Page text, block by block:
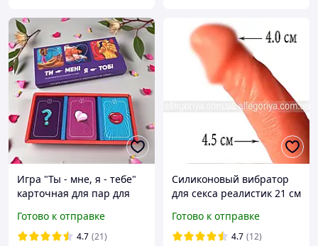
Игра "Ты - мне, я - тебе"
карточная для пар для
сексуального опыта
Asgard Games
Готово к отправке
4.7 (21)
Силиконовый вибратор
для секса реалистик 21 см
игрушки вибраторы и
фаллоимитаторы
Готово к отправке
4.7 (12)